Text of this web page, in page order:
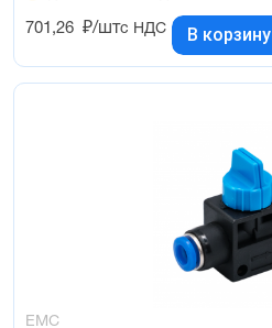
701,26 ₽/штс НДС В корзину
EMC